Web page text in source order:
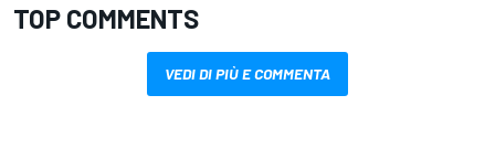
TOP COMMENTS
VEDI DI PIÙ E COMMENTA